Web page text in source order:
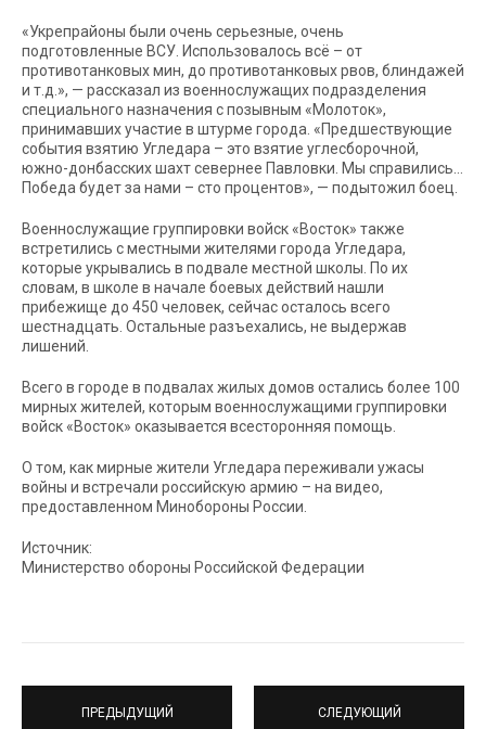
«Укрепрайоны были очень серьезные, очень
подготовленные ВСУ. Использовалось всё – от
противотанковых мин, до противотанковых рвов, блиндажей
и т.д.», — рассказал из военнослужащих подразделения
специального назначения с позывным «Молоток»,
принимавших участие в штурме города. «Предшествующие
события взятию Угледара – это взятие углесборочной,
южно-донбасских шахт севернее Павловки. Мы справились…
Победа будет за нами – сто процентов», — подытожил боец.
Военнослужащие группировки войск «Восток» также
встретились с местными жителями города Угледара,
которые укрывались в подвале местной школы. По их
словам, в школе в начале боевых действий нашли
прибежище до 450 человек, сейчас осталось всего
шестнадцать. Остальные разъехались, не выдержав
лишений.
Всего в городе в подвалах жилых домов остались более 100
мирных жителей, которым военнослужащими группировки
войск «Восток» оказывается всесторонняя помощь.
О том, как мирные жители Угледара переживали ужасы
войны и встречали российскую армию – на видео,
предоставленном Минобороны России.
Источник:
Министерство обороны Российской Федерации
ПРЕДЫДУЩИЙ СЛЕДУЮЩИЙ